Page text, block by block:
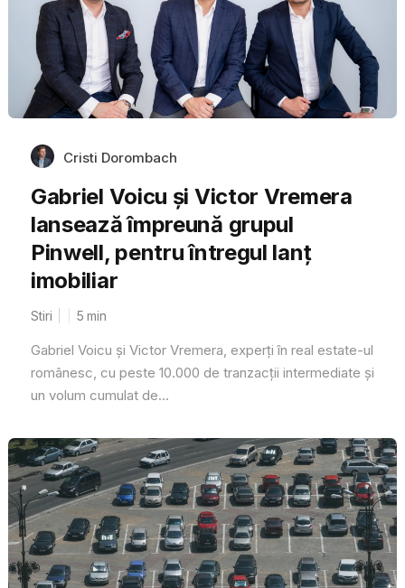
Cristi Dorombach
Gabriel Voicu și Victor Vremera
lansează împreună grupul
Pinwell, pentru întregul lanț
imobiliar
Stiri 5 min
Gabriel Voicu și Victor Vremera, experți în real estate-ul
românesc, cu peste 10.000 de tranzacții intermediate și
un volum cumulat de...